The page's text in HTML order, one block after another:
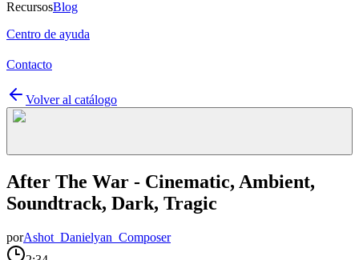
RecursosBlog
Centro de ayuda
Contacto
Volver al catálogo
After The War - Cinematic, Ambient,
Soundtrack, Dark, Tragic
porAshot_Danielyan_Composer